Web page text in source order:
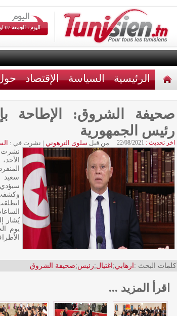
اليوم : الجمعة 07 اوت 2026
الرئيسية السياسة الإقتصاد
صحيفة الشروق: الإطاحة
رئيس الجمهورية
اخر تحديث : من قبل سلوى الترهوني | نشرت في :
نشرت
سيؤدي
يُشار
يوم
كلمات البحث : ارهابي; اغتيال;رئيس;صحيفة الشروق
اقرأ المزيد ...